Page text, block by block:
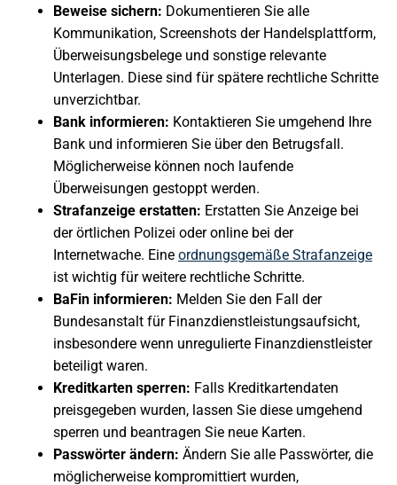
Beweise sichern: Dokumentieren Sie alle
Kommunikation, Screenshots der Handelsplattform,
Überweisungsbelege und sonstige relevante
Unterlagen. Diese sind für spätere rechtliche Schritte
unverzichtbar.
Bank informieren: Kontaktieren Sie umgehend Ihre
Bank und informieren Sie über den Betrugsfall.
Möglicherweise können noch laufende
Überweisungen gestoppt werden.
Strafanzeige erstatten: Erstatten Sie Anzeige bei
der örtlichen Polizei oder online bei der
Internetwache. Eine ordnungsgemäße Strafanzeige
ist wichtig für weitere rechtliche Schritte.
BaFin informieren: Melden Sie den Fall der
Bundesanstalt für Finanzdienstleistungsaufsicht,
insbesondere wenn unregulierte Finanzdienstleister
beteiligt waren.
Kreditkarten sperren: Falls Kreditkartendaten
preisgegeben wurden, lassen Sie diese umgehend
sperren und beantragen Sie neue Karten.
Passwörter ändern: Ändern Sie alle Passwörter, die
möglicherweise kompromittiert wurden,